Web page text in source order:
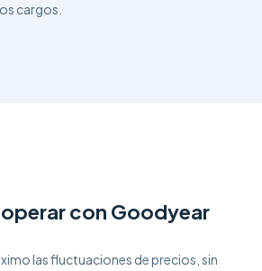
cargos.
con Goodyear
las fluctuaciones de precios, sin